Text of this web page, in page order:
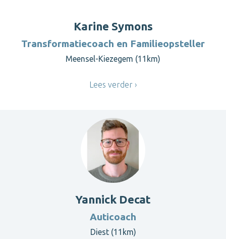
Karine Symons
Transformatiecoach en Familieopsteller
Meensel-Kiezegem (11km)
Lees verder
Yannick Decat
Auticoach
Diest (11km)